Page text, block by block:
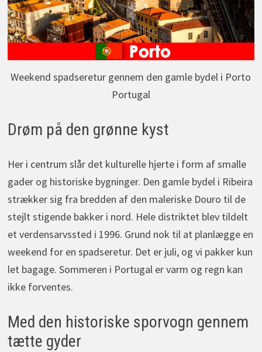
Weekend spadseretur gennem den gamle bydel i Porto
Portugal
Drøm på den grønne kyst
Her i centrum slår det kulturelle hjerte i form af smalle
gader og historiske bygninger. Den gamle bydel i Ribeira
strækker sig fra bredden af den maleriske Douro til de
stejlt stigende bakker i nord. Hele distriktet blev tildelt
et verdensarvssted i 1996. Grund nok til at planlægge en
weekend for en spadseretur. Det er juli, og vi pakker kun
let bagage. Sommeren i Portugal er varm og regn kan
ikke forventes.
Med den historiske sporvogn gennem
tætte gyder